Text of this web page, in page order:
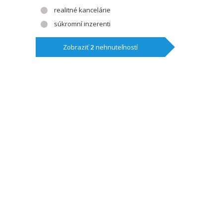
realitné kancelárie
súkromní inzerenti
Zobraziť2 nehnuteľností